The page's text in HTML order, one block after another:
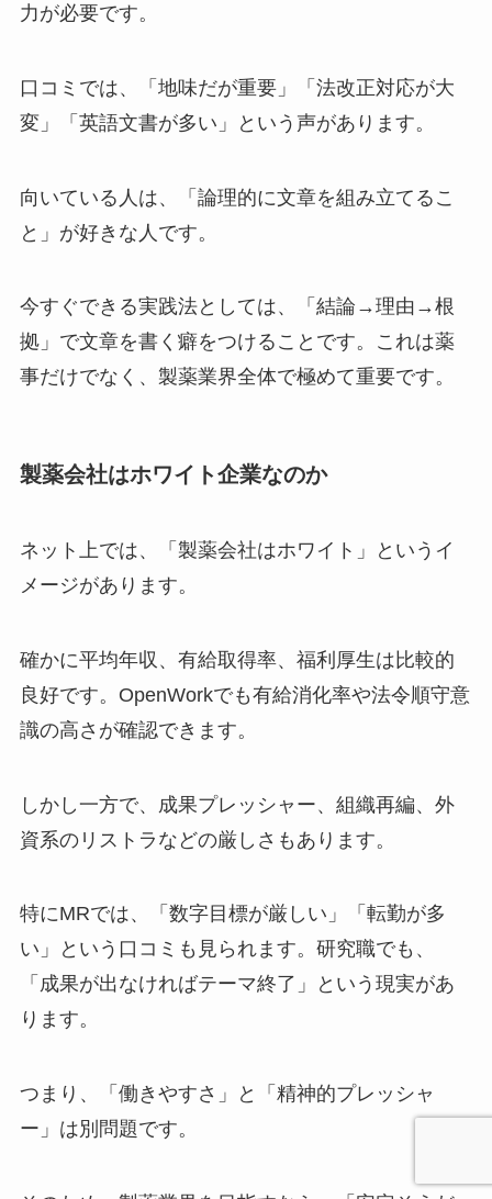
力が必要です。
口コミでは、「地味だが重要」「法改正対応が大
変」「英語文書が多い」という声があります。
向いている人は、「論理的に文章を組み立てるこ
と」が好きな人です。
今すぐできる実践法としては、「結論→理由→根
拠」で文章を書く癖をつけることです。これは薬
事だけでなく、製薬業界全体で極めて重要です。
製薬会社はホワイト企業なのか
ネット上では、「製薬会社はホワイト」というイ
メージがあります。
確かに平均年収、有給取得率、福利厚生は比較的
良好です。OpenWorkでも有給消化率や法令順守意
識の高さが確認できます。
しかし一方で、成果プレッシャー、組織再編、外
資系のリストラなどの厳しさもあります。
特にMRでは、「数字目標が厳しい」「転勤が多
い」という口コミも見られます。研究職でも、
「成果が出なければテーマ終了」という現実があ
ります。
つまり、「働きやすさ」と「精神的プレッシャ
ー」は別問題です。